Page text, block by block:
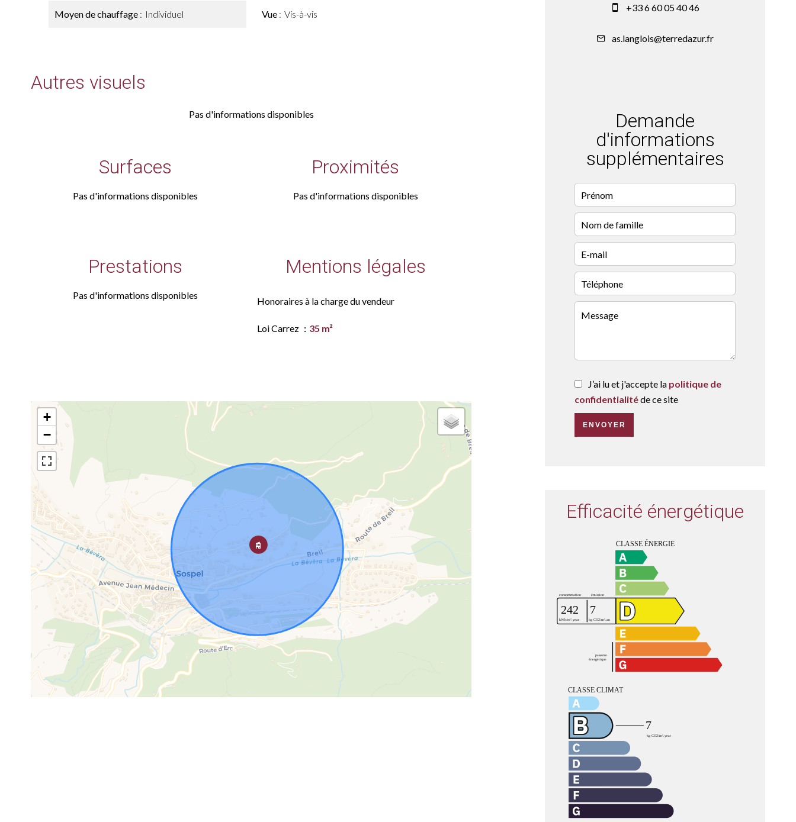
Moyen de chauffage Individuel Vue Vis-à-vis
Autres visuels
Pas d'informations disponibles
Surfaces
Pas d'informations disponibles
Proximités
Pas d'informations disponibles
Prestations
Pas d'informations disponibles
Mentions légales
Honoraires à la charge du vendeur
Loi Carrez 35 m²
+
−
+33 6 60 05 40 46
as.langlois@terredazur.fr
Demande
d'informations
supplémentaires
J’ai lu et j'accepte la politique de
confidentialitéde ce site
ENVOYER
Efficacité énergétique